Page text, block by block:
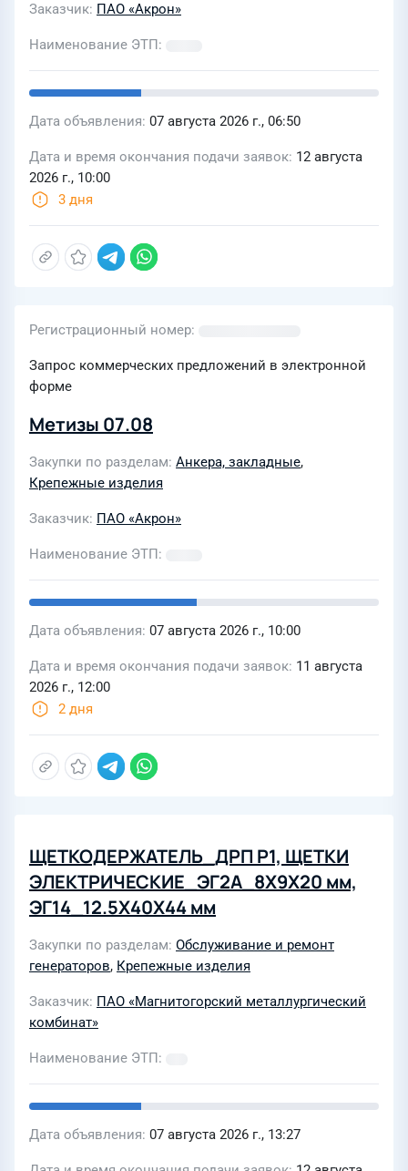
Заказчик ПАО «Акрон»
Наименование ЭТП
Дата объявления 07 августа 2026 г., 06:50
Дата и время окончания подачи заявок 12 августа
2026 г., 10:00
3 дня
Регистрационный номер
Запрос коммерческих предложений в электронной
форме
Метизы 07.08
Закупки по разделам Анкера, закладные,
Крепежные изделия
Заказчик ПАО «Акрон»
Наименование ЭТП
Дата объявления 07 августа 2026 г., 10:00
Дата и время окончания подачи заявок 11 августа
2026 г., 12:00
2 дня
ЩЕТКОДЕРЖАТЕЛЬ_ДРП Р1, ЩЕТКИ
ЭЛЕКТРИЧЕСКИЕ_ЭГ2А_8Х9Х20 мм,
ЭГ14_12.5Х40Х44 мм
Закупки по разделам Обслуживание и ремонт
генераторов, Крепежные изделия
Заказчик ПАО «Магнитогорский металлургический
комбинат»
Наименование ЭТП
Дата объявления 07 августа 2026 г., 13:27